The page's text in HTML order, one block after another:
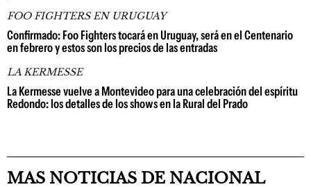
FOO FIGHTERS EN URUGUAY
Confirmado: Foo Fighters tocará en Uruguay, será en el Centenario
en febrero y estos son los precios de las entradas
LA KERMESSE
La Kermesse vuelve a Montevideo para una celebración del espíritu
Redondo: los detalles de los shows en la Rural del Prado
MAS NOTICIAS DE NACIONAL